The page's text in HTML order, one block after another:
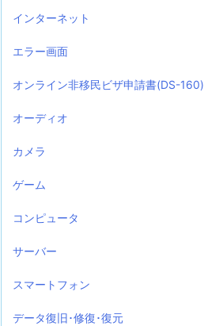
インターネット
エラー画面
オンライン非移民ビザ申請書(DS-160)
オーディオ
カメラ
ゲーム
コンピュータ
サーバー
スマートフォン
データ復旧･修復･復元